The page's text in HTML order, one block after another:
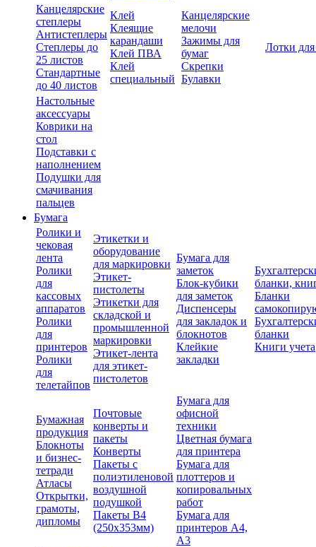
Канцелярские
степлеры
Антистеплеры
Степлеры до
25 листов
Стандартные
до 40 листов
Клей
Клеящие
карандаши
Клей ПВА
Клей
специальный
Канцелярские
мелочи
Зажимы для
бумаг
Скрепки
Булавки
Лотки
Настольные
аксессуары
Коврики на
стол
Подставки с
наполнением
Подушки для
смачивания
пальцев
Бумага
Ролики и
чековая
лента
Ролики
для
кассовых
аппаратов
Ролики
для
принтеров
Ролики
для
телетайпов
Этикетки и
оборудование
для маркировки
Этикет-
пистолеты
Этикетки для
складской и
промышленной
маркировки
Этикет-лента
для этикет-
пистолетов
Бумага для
заметок
Блок-кубики
для заметок
Диспенсеры
для закладок и
блокнотов
Клейкие
закладки
бланки,
Бланки
бланки
Книги учета
Бумажная
продукция
Блокноты
и бизнес-
тетради
Атласы
Открытки,
грамоты,
дипломы
Почтовые
конверты и
пакеты
Конверты
Пакеты с
полиэтиленовой
воздушной
подушкой
Пакеты В4
(250х353мм)
Бумага для
офисной
техники
Цветная бумага
для принтера
Бумага для
плоттеров и
копировальных
работ
Бумага для
принтеров А4,
А3